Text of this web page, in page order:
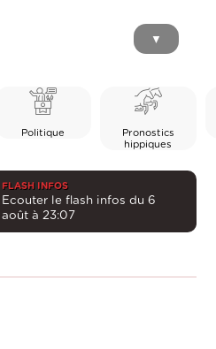
▼
Politique
Pronostics
hippiques
FLASH INFOS
Ecouter le flash infos du 6
août à 23:07